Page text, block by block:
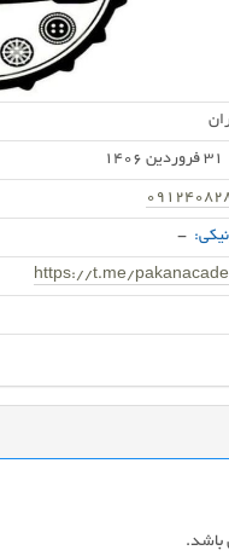
31 فروردین 1406
-
https://t.me/
باشد.